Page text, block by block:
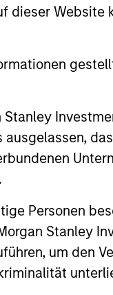
dieser Website
Personen
Stanley
um den
Credit:
for an Evolving
opportunistic
as borrowers
returns in